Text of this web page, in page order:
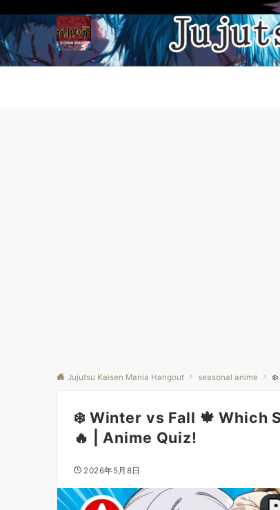
Jujutsu Kaisen Mania Hangout seasonal anime ❄️
❄️ Winter vs Fall 🍁 Which
🔥 | Anime Quiz!
2026年5月8日